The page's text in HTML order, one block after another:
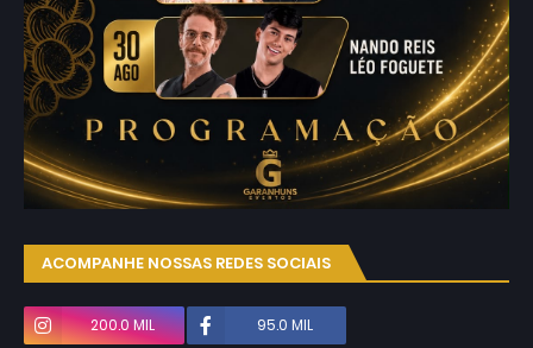
ACOMPANHE NOSSAS REDES SOCIAIS
200.0 MIL 95.0 MIL